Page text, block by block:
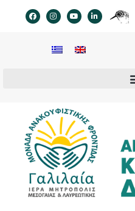
περιεχόμενο